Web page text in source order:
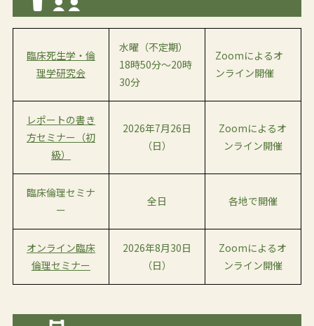
臨床死生学・倫
理学研究会
水曜（不定期）
18時50分～20時
30分
Zoomによるオ
ンライン開催
レポートの書き
方セミナー（初
級）
2026年7月26日
（日）
Zoomによるオ
ンライン開催
臨床倫理セミナ
ー
全日 各地で開催
オンライン臨床
倫理セミナー
2026年8月30日
（日）
Zoomによるオ
ンライン開催